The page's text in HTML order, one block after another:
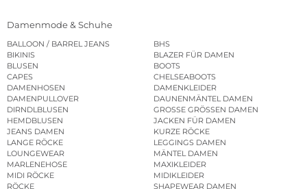
Damenmode & Schuhe
BALLOON / BARREL JEANS
BHS
BIKINIS
BLAZER FÜR DAMEN
BLUSEN
BOOTS
CAPES
CHELSEABOOTS
DAMENHOSEN
DAMENKLEIDER
DAMENPULLOVER
DAUNENMÄNTEL DAMEN
DIRNDLBLUSEN
GROSSE GRÖSSEN DAMEN
HEMDBLUSEN
JACKEN FÜR DAMEN
JEANS DAMEN
KURZE RÖCKE
LANGE RÖCKE
LEGGINGS DAMEN
LOUNGEWEAR
MÄNTEL DAMEN
MARLENEHOSE
MAXIKLEIDER
MIDI RÖCKE
MIDIKLEIDER
RÖCKE
SHAPEWEAR DAMEN